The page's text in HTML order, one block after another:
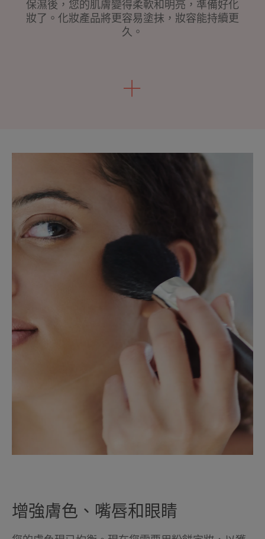
保濕後，您的肌膚變得柔軟和明亮，準備好化
妝了。化妝產品將更容易塗抹，妝容能持續更
久。
增強膚色、嘴唇和眼睛